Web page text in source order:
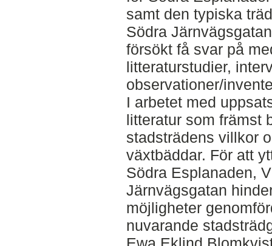
samt den typiska
Södra
försökt få svar på
litteraturstudier,
observationer/
I arbetet med
litteratur som främst
stadsträdens villkor
växtbäddar. För att
Södra Esplanaden,
Järnvägsgatan
möjligheter
nuvarande